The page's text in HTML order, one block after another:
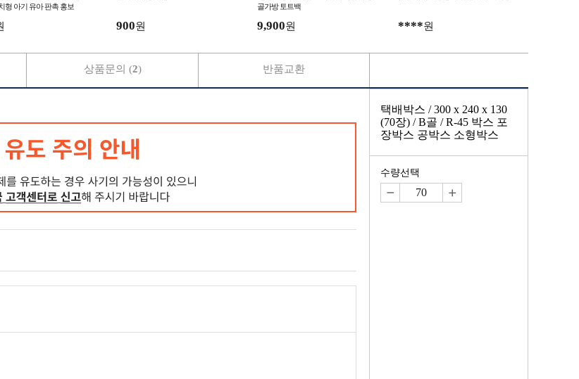
형 아기 유아 판촉 홍보
900원
골가방 토트백
9,900원 ****원
상품문의 (2) 반품교환
택배박스 / 300 x 240 x 130
(70장) / B골 / R-45 박스 포
장박스 공박스 소형박스
수량선택